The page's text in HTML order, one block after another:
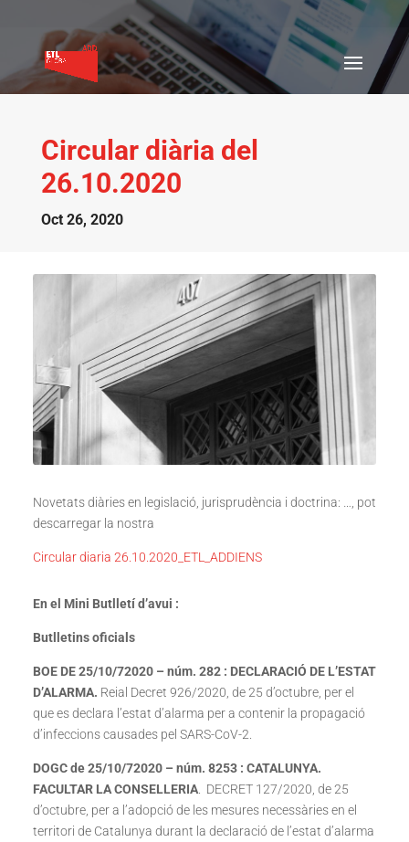
Circular diària del
26.10.2020
Oct 26, 2020
Novetats diàries en legislació, jurisprudència i doctrina: …, pot
descarregar la nostra
Circular diaria 26.10.2020_ETL_ADDIENS
En el Mini Butlletí d’avui :
Butlletins oficials
BOE DE 25/10/72020 – núm. 282 : DECLARACIÓ DE L’ESTAT
D’ALARMA. Reial Decret 926/2020, de 25 d’octubre, per el
que es declara l’estat d’alarma per a contenir la propagació
d’infeccions causades pel SARS-CoV-2.
DOGC de 25/10/72020 – núm. 8253 : CATALUNYA.
FACULTAR LA CONSELLERIA. DECRET 127/2020, de 25
d’octubre, per a l’adopció de les mesures necessàries en el
territori de Catalunya durant la declaració de l’estat d’alarma